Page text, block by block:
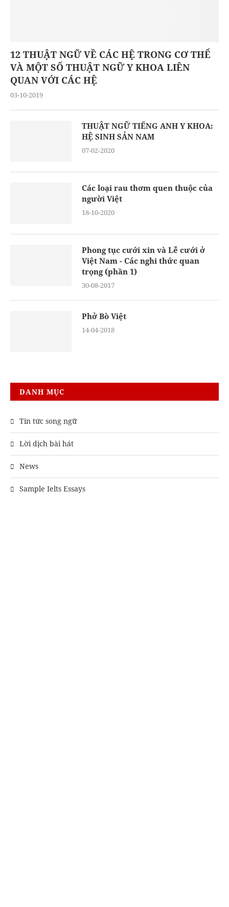
12 THUẬT NGỮ VỀ CÁC HỆ TRONG CƠ THỂ
VÀ MỘT SỐ THUẬT NGỮ Y KHOA LIÊN
QUAN VỚI CÁC HỆ
03-10-2019
THUẬT NGỮ TIẾNG ANH Y KHOA:
HỆ SINH SẢN NAM
07-02-2020
Các loại rau thơm quen thuộc của
người Việt
18-10-2020
Phong tục cưới xin và Lễ cưới ở
Việt Nam - Các nghi thức quan
trọng (phần 1)
30-08-2017
Phở Bò Việt
14-04-2018
DANH MỤC
Tin tức song ngữ
Lời dịch bài hát
News
Sample Ielts Essays